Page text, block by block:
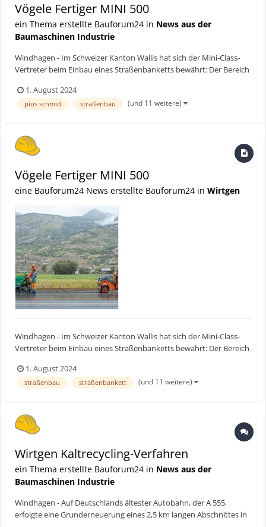
Vögele Fertiger MINI 500
ein Thema erstellte Bauforum24 in News aus der
Baumaschinen Industrie
Windhagen - Im Schweizer Kanton Wallis hat sich der Mini-Class-
Vertreter beim Einbau eines Straßenbanketts bewährt: Der Bereich
werden. Mit dem Kleinstfertiger von Vögele konnte das
Einbauteam die Maßnahme trotz Engstellen unterbrechungsfr...
1. August 2024
pius schmid straßenbau (und 11 weitere)
Vögele Fertiger MINI 500
eine Bauforum24 News erstellte Bauforum24 in Wirtgen
Windhagen - Im Schweizer Kanton Wallis hat sich der Mini-Class-
Vertreter beim Einbau eines Straßenbanketts bewährt: Der Bereich
werden. Mit dem Kleinstfertiger von Vögele konnte das
Einbauteam die Maßnahme trotz Engstellen unterbrechungsfr...
1. August 2024
straßenbau straßenbankett (und 11 weitere)
Wirtgen Kaltrecycling-Verfahren
ein Thema erstellte Bauforum24 in News aus der
Baumaschinen Industrie
Windhagen - Auf Deutschlands ältester Autobahn, der A 555,
erfolgte eine Grunderneuerung eines 2,5 km langen Abschnittes in